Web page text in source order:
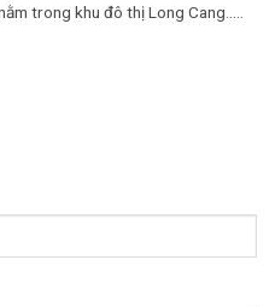
trong khu đô thị Long Cang.....